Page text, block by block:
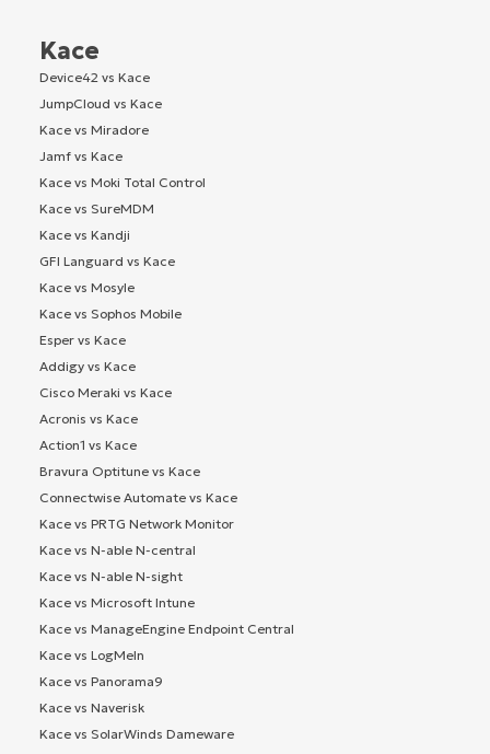
Kace
Device42 vs Kace
JumpCloud vs Kace
Kace vs Miradore
Jamf vs Kace
Kace vs Moki Total Control
Kace vs SureMDM
Kace vs Kandji
GFI Languard vs Kace
Kace vs Mosyle
Kace vs Sophos Mobile
Esper vs Kace
Addigy vs Kace
Cisco Meraki vs Kace
Acronis vs Kace
Action1 vs Kace
Bravura Optitune vs Kace
Connectwise Automate vs Kace
Kace vs PRTG Network Monitor
Kace vs N-able N-central
Kace vs N-able N-sight
Kace vs Microsoft Intune
Kace vs ManageEngine Endpoint Central
Kace vs LogMeIn
Kace vs Panorama9
Kace vs Naverisk
Kace vs SolarWinds Dameware